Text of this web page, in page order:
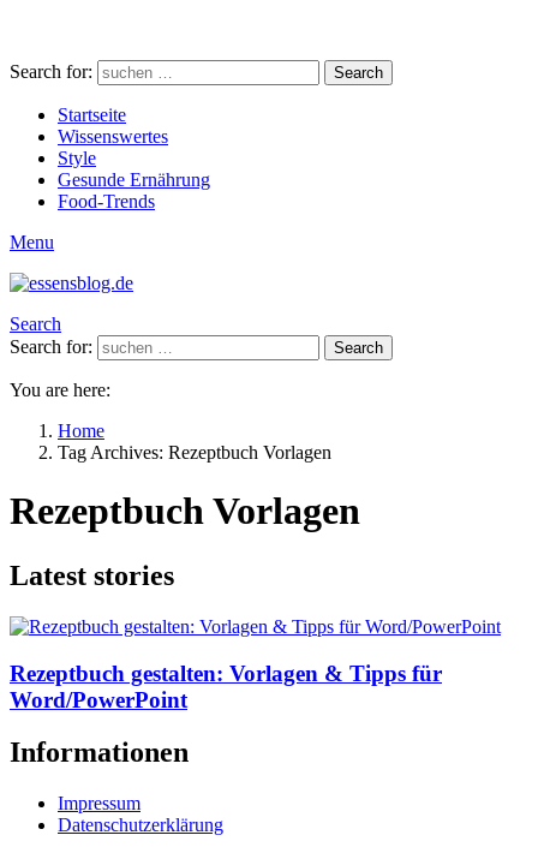
Search for: Search
Startseite
Wissenswertes
Style
Gesunde Ernährung
Food-Trends
Menu
Search
Search for:
Search
You are here:
Home
Tag Archives: Rezeptbuch Vorlagen
Rezeptbuch Vorlagen
Latest stories
Rezeptbuch gestalten: Vorlagen & Tipps für
Word/PowerPoint
Informationen
Impressum
Datenschutzerklärung